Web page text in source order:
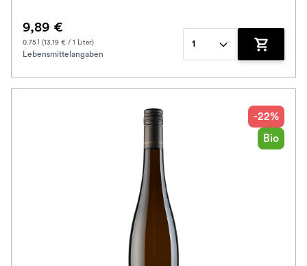
9,89 €
0.75 l (13.19 € / 1 Liter)
Lebensmittelangaben
1
Zum
-22%
Bio